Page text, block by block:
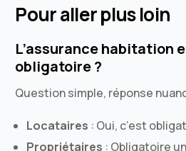
Pour aller plus loin
L’assurance habitation
obligatoire ?
Question simple, réponse
Locataires : Oui, c’est
Propriétaires : Obligatoire